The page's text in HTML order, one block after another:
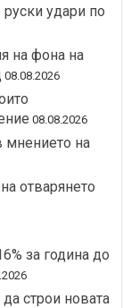
удари по
на фона на
08.08.2026
08.08.2026
мнението на
отварянето
за година до
строи новата